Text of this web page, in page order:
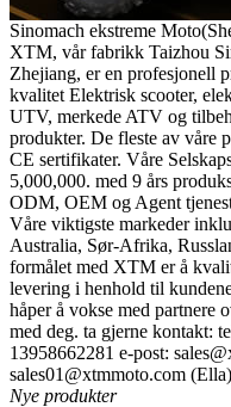
Sinomach ekstreme
XTM, vår fabrikk Taizhou
Zhejiang, er en profesjonell
kvalitet Elektrisk scooter,
UTV, merkede ATV og
produkter. De fleste av våre
CE sertifikater. Våre
5,000,000. med 9 års
ODM, OEM og Agent
Våre viktigste markeder
Australia, Sør-Afrika,
formålet med XTM er å
levering i henhold til
håper å vokse med partnere
med deg. ta gjerne kontakt:
13958662281 e-post:
sales01@xtmmoto.com
Nye produkter